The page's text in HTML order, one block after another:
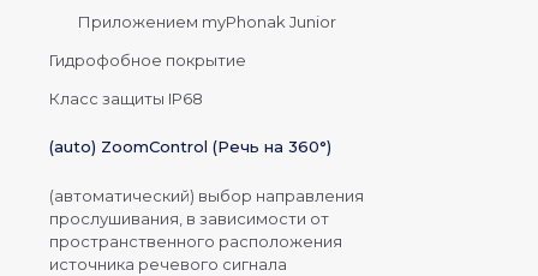
Приложением myPhonak Junior
Гидрофобное покрытие
Класс защиты IP68
(auto) ZoomControl (Речь на 360°)
(автоматический) выбор направления
прослушивания, в зависимости от
пространственного расположения
источника речевого сигнала